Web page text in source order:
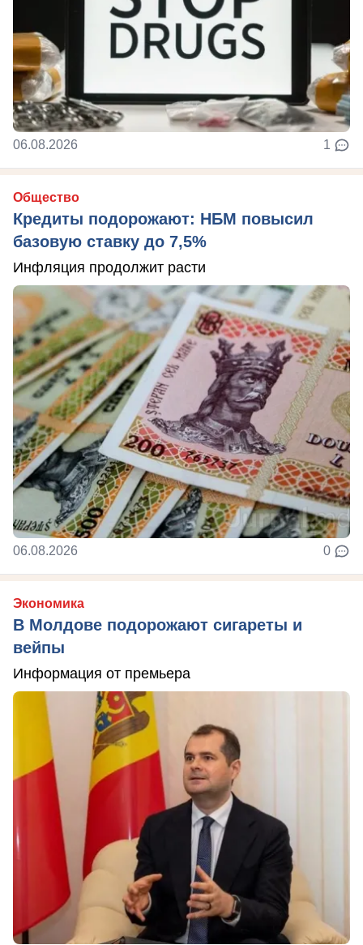
06.08.2026 1
Общество
Кредиты подорожают: НБМ повысил
базовую ставку до 7,5%
Инфляция продолжит расти
06.08.2026 0
Экономика
В Молдове подорожают сигареты и
вейпы
Информация от премьера